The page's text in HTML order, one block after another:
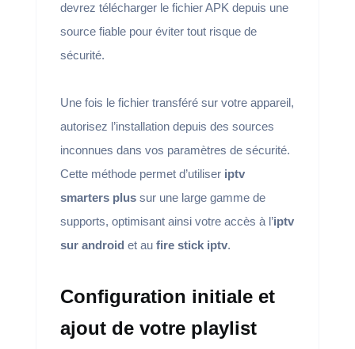
devrez télécharger le fichier APK depuis une
source fiable pour éviter tout risque de
sécurité.
Une fois le fichier transféré sur votre appareil,
autorisez l’installation depuis des sources
inconnues dans vos paramètres de sécurité.
Cette méthode permet d’utiliser iptv
smarters plussur une large gamme de
supports, optimisant ainsi votre accès à l’iptv
sur android et au fire stick iptv.
Configuration initiale et
ajout de votre playlist